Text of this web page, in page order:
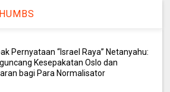
Pernyataan “Israel Raya” Netanyahu:
Kesepakatan Oslo dan
bagi Para Normalisator